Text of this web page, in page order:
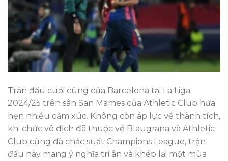
Trận đấu cuối cùng của Barcelona tại La Liga
2024/25 trên sân San Mames của Athletic Club hứa
hẹn nhiều cảm xúc. Không còn áp lực về thành tích,
khi chức vô địch đã thuộc về Blaugrana và Athletic
Club cũng đã chắc suất Champions League, trận
đấu này mang ý nghĩa tri ân và khép lại một mùa